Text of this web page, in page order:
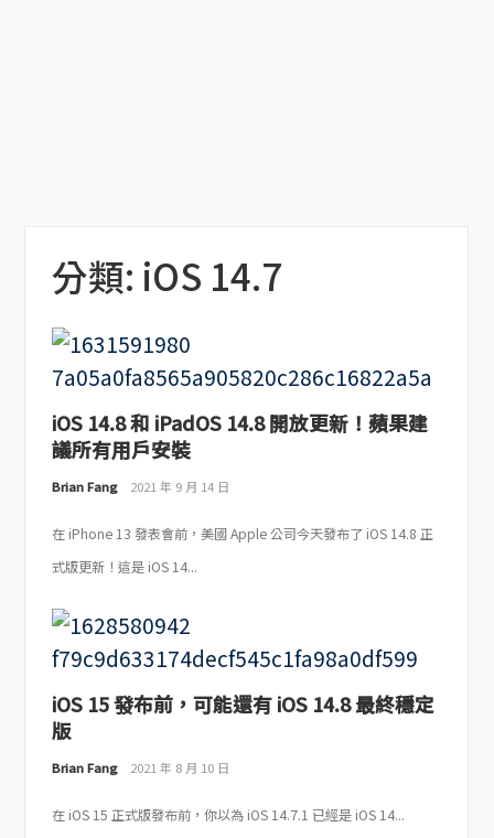
分類: iOS 14.7
iOS 14.8 和 iPadOS 14.8 開放更新！蘋果建
議所有用戶安裝
Brian Fang 2021 年 9 月 14 日
在 iPhone 13 發表會前，美國 Apple 公司今天發布了 iOS 14.8 正
式版更新！這是 iOS 14...
iOS 15 發布前，可能還有 iOS 14.8 最終穩定
版
Brian Fang 2021 年 8 月 10 日
在 iOS 15 正式版發布前，你以為 iOS 14.7.1 已經是 iOS 14...